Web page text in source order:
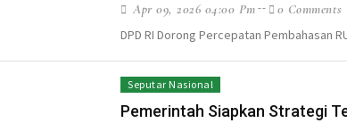
Apr 09, 2026 04:00 Pm
0 Comments
DPD RI Dorong Percepatan Pembahasan
Seputar Nasional
Pemerintah Siapkan Strategi